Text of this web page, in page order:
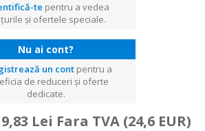
te pentru a vedea
și ofertele speciale.
Nu ai cont?
un contpentru a
de reduceri și oferte
dedicate.
Lei Fara TVA (24,6 EUR)